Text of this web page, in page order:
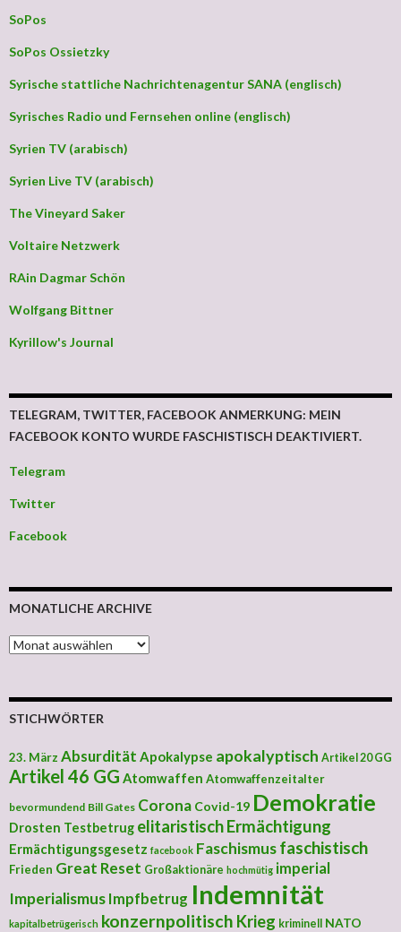
SoPos
SoPos Ossietzky
Syrische stattliche Nachrichtenagentur SANA (englisch)
Syrisches Radio und Fernsehen online (englisch)
Syrien TV (arabisch)
Syrien Live TV (arabisch)
The Vineyard Saker
Voltaire Netzwerk
RAin Dagmar Schön
Wolfgang Bittner
Kyrillow's Journal
TELEGRAM, TWITTER, FACEBOOK ANMERKUNG: MEIN
FACEBOOK KONTO WURDE FASCHISTISCH DEAKTIVIERT.
Telegram
Twitter
Facebook
MONATLICHE ARCHIVE
MONATLICHE ARCHIVE
STICHWÖRTER
23. März Absurdität Apokalypse apokalyptisch Artikel 20 GG
Artikel 46 GG Atomwaffen Atomwaffenzeitalter
bevormundend Bill Gates Corona Covid-19 Demokratie
Drosten Testbetrug elitaristischErmächtigung
Ermächtigungsgesetz facebook Faschismusfaschistisch
Frieden Great Reset Großaktionäre hochmütig imperial
Imperialismus Impfbetrug Indemnität
kapitalbetrügerisch konzernpolitisch Krieg kriminell
NATO